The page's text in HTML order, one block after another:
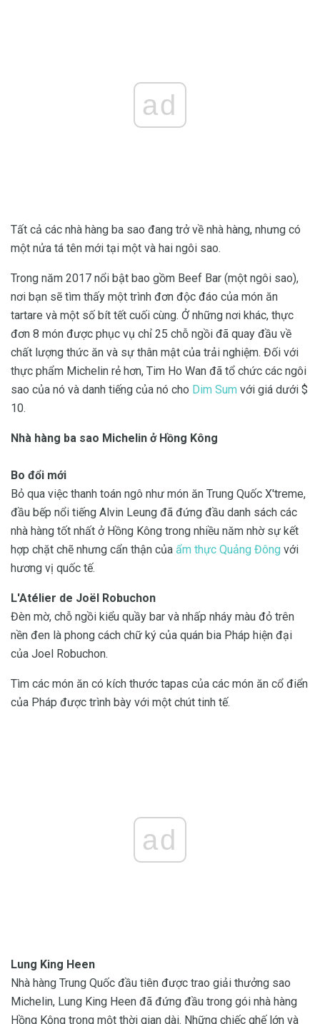
ad
Tất cả các nhà hàng ba sao đang trở về nhà hàng, nhưng có
một nửa tá tên mới tại một và hai ngôi sao.
Trong năm 2017 nổi bật bao gồm Beef Bar (một ngôi sao),
nơi bạn sẽ tìm thấy một trình đơn độc đáo của món ăn
tartare và một số bít tết cuối cùng. Ở những nơi khác, thực
đơn 8 món được phục vụ chỉ 25 chỗ ngồi đã quay đầu về
chất lượng thức ăn và sự thân mật của trải nghiệm. Đối với
thực phẩm Michelin rẻ hơn, Tim Ho Wan đã tổ chức các ngôi
sao của nó và danh tiếng của nó cho Dim Sum với giá dưới $
10.
Nhà hàng ba sao Michelin ở Hồng Kông
Bo đổi mới
Bỏ qua việc thanh toán ngô như món ăn Trung Quốc X'treme,
đầu bếp nổi tiếng Alvin Leung đã đứng đầu danh sách các
nhà hàng tốt nhất ở Hồng Kông trong nhiều năm nhờ sự kết
hợp chặt chẽ nhưng cẩn thận của ẩm thực Quảng Đông với
hương vị quốc tế.
L'Atélier de Joël Robuchon
Đèn mờ, chỗ ngồi kiểu quầy bar và nhấp nháy màu đỏ trên
nền đen là phong cách chữ ký của quán bia Pháp hiện đại
của Joel Robuchon.
Tìm các món ăn có kích thước tapas của các món ăn cổ điển
của Pháp được trình bày với một chút tinh tế.
ad
Lung King Heen
Nhà hàng Trung Quốc đầu tiên được trao giải thưởng sao
Michelin, Lung King Heen đã đứng đầu trong gói nhà hàng
Hồng Kông trong một thời gian dài. Những chiếc ghế lớn và